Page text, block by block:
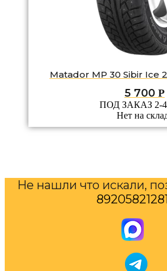
Matador MP 30 Sibir Ice
5 700 Р
ПОД ЗАКАЗ 2-
Нет на
Не нашли что искали,